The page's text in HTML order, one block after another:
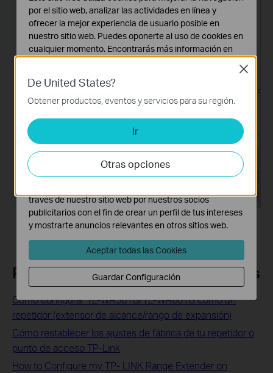
Preguntas Frecuentes Relacionadas
Cómo configurar TL-WA501G/TL-WA601G como un
repetidor (extensor de alcance/rango de expansión)
Cómo restablecer los ajustes de fábrica de tu repetidor o
punto de acceso TP-Link
How to Configure my TP- LINK Range Extender on
De United States?
Obtener productos, eventos y servicios para su región.
Ir
Otras opciones
Close
por el sitio web, analizar las actividades en línea y
ofrecer la mejor experiencia de usuario posible en
nuestro sitio web. Puedes oponerte al uso de cookies en
cualquier momento. Encontrarás más información en
Cookies Básicas
Estas cookies son necesarias para el funcionamiento
del sitio web y no pueden desactivarse en tu sistema.
Cookies de Análisis y de Marketing
Las cookies de análisis nos permiten analizar tus
actividades en nuestro sitio web con el fin de mejorar y
adaptar la funcionalidad del mismo.
través de nuestro sitio web por nuestros socios
publicitarios con el fin de crear un perfil de tus intereses
y mostrarte anuncios relevantes en otros sitios web.
Aceptar todas las Cookies
Guardar Configuración